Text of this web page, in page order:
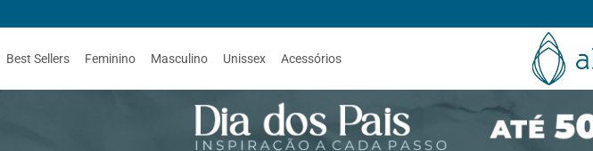
Best Sellers Feminino Masculino Unissex Acessórios